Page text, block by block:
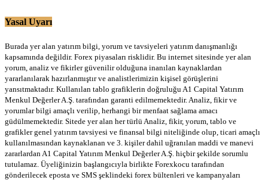
Yasal Uyarı
Burada yer alan yatırım bilgi, yorum ve tavsiyeleri yatırım danışmanlığı
kapsamında değildir. Forex piyasaları risklidir. Bu internet sitesinde yer alan
yorum, analiz ve fikirler güvenilir olduğuna inanılan kaynaklardan
yararlanılarak hazırlanmıştır ve analistlerimizin kişisel görüşlerini
yansıtmaktadır. Kullanılan tablo grafiklerin doğruluğu A1 Capital Yatırım
Menkul Değerler A.Ş. tarafından garanti edilmemektedir. Analiz, fikir ve
yorumlar bilgi amaçlı verilip, herhangi bir menfaat sağlama amacı
güdülmemektedir. Sitede yer alan her türlü Analiz, fikir, yorum, tablo ve
grafikler genel yatırım tavsiyesi ve finansal bilgi niteliğinde olup, ticari amaçlı
kullanılmasından kaynaklanan ve 3. kişiler dahil uğranılan maddi ve manevi
zararlardan A1 Capital Yatırım Menkul Değerler A.Ş. hiçbir şekilde sorumlu
tutulamaz. Üyeliğinizin başlangıcıyla birlikte Forexkocu tarafından
gönderilecek eposta ve SMS şeklindeki forex bültenleri ve kampanyaları